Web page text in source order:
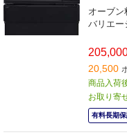
オーブン
バリエー
20,500
商品入荷
お取り寄
有料長期